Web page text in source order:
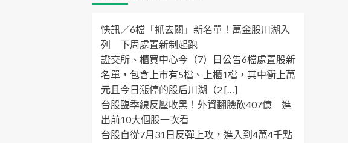
快訊／6檔「抓去關」新名單！萬金股川湖入
列 下周處置新制起跑
證交所、櫃買中心今（7）日公告6檔處置股新
名單，包含上市有5檔、上櫃1檔，其中衝上萬
元且今日漲停的股后川湖（2 […]
台股臨季線反壓收黑！外資翻臉砍407億 進
出前10大個股一次看
台股自從7月31日反彈上攻，進入到4萬4千點